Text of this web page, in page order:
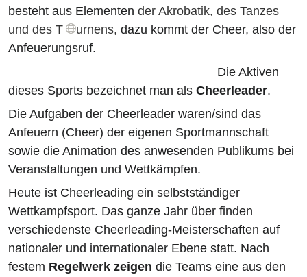
besteht aus Elementen der Akrobatik, des Tanzes
und des T urnens, dazu kommt der Cheer, also der
Anfeuerungsruf.
Die Aktiven
dieses Sports bezeichnet man als Cheerleader.
Die Aufgaben der Cheerleader waren/sind das
Anfeuern (Cheer) der eigenen Sportmannschaft
sowie die Animation des anwesenden Publikums bei
Veranstaltungen und Wettkämpfen.
Heute ist Cheerleading ein selbstständiger
Wettkampfsport. Das ganze Jahr über finden
verschiedenste Cheerleading-Meisterschaften auf
nationaler und internationaler Ebene statt. Nach
festem Regelwerk zeigen die Teams eine aus den